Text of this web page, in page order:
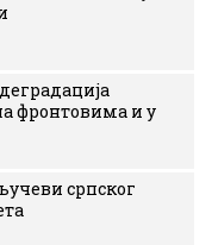
фронтовима и у
српског